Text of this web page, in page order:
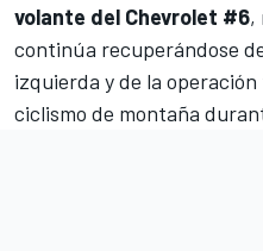
volante del Chevrolet #6,
continúa recuperándose
izquierda y de la
ciclismo de montaña